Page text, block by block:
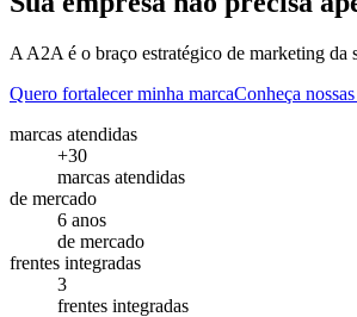
A A2A é o braço estratégico de marketing da
Quero fortalecer minha marcaConheça
marcas atendidas
+30
marcas atendidas
de mercado
6 anos
de mercado
frentes integradas
3
frentes integradas